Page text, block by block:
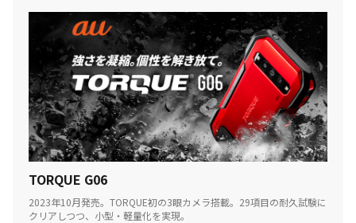
TORQUE G06
2023年10月発売。TORQUE初の3眼カメラ搭載。29項目の耐久試験に
クリアしつつ、小型・軽量化を実現。